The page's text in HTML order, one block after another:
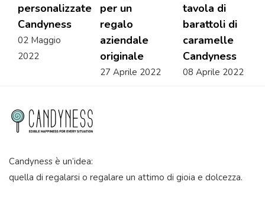
personalizzate
Candyness
02 Maggio
2022
per un
regalo
aziendale
originale
27 Aprile 2022
tavola di
barattoli di
caramelle
Candyness
08 Aprile 2022
Candyness è un’idea:
quella di regalarsi o regalare un attimo di gioia e dolcezza.